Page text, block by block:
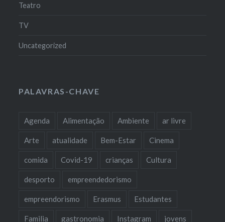
Teatro
TV
Uncategorized
PALAVRAS-CHAVE
Agenda Alimentação Ambiente ar livre
Arte atualidade Bem-Estar Cinema
comida Covid-19 crianças Cultura
desporto empreendedorismo
empreendorismo Erasmus Estudantes
Familia gastronomia Instagram jovens